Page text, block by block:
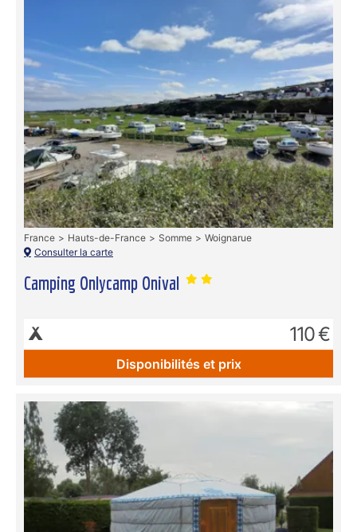
Camping Onlycamp Onival
France Hauts-de-France Somme
Woignarue
Consulter la carte
110 €
Disponibilités et prix